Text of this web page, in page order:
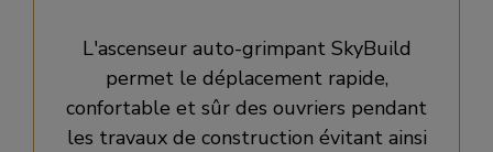
L'ascenseur auto-grimpant SkyBuild
permet le déplacement rapide,
confortable et sûr des ouvriers pendant
les travaux de construction évitant ainsi